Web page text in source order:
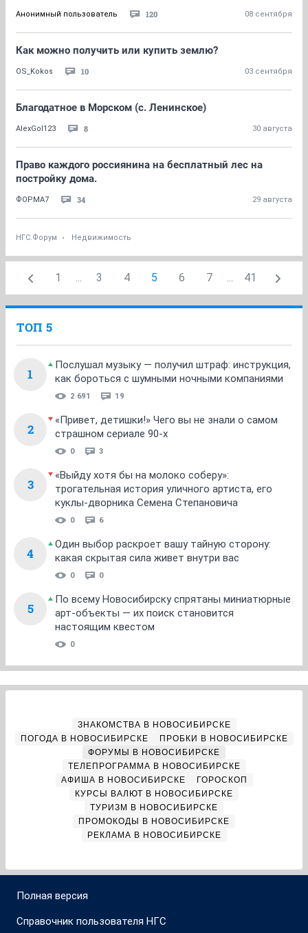
Анонимный пользователь 120 08 сентября
Как можно получить или купить землю?
OS_Kokos 10 03 сентября
Благодатное в Морском (с. Ленинское)
AlexGol123 8 30 августа
Право каждого россиянина на бесплатный лес на
постройку дома.
ФОРМА7 34 29 августа
НГС.Форум Недвижимость
1 ... 3 4 5 6 7 ... 41
ТОП 5
1
Послушал музыку — получил штраф: инструкция,
как бороться с шумными ночными компаниями
2 691 19
2
«Привет, детишки!» Чего вы не знали о самом
страшном сериале 90-х
0 3
3
«Выйду хотя бы на молоко соберу»:
трогательная история уличного артиста, его
куклы-дворника Семена Степановича
0 6
4
Один выбор раскроет вашу тайную сторону:
какая скрытая сила живет внутри вас
0 0
5
По всему Новосибирску спрятаны миниатюрные
арт-объекты — их поиск становится
настоящим квестом
0
ЗНАКОМСТВА В НОВОСИБИРСКЕ
ПОГОДА В НОВОСИБИРСКЕ
ПРОБКИ В НОВОСИБИРСКЕ
ФОРУМЫ В НОВОСИБИРСКЕ
ТЕЛЕПРОГРАММА В НОВОСИБИРСКЕ
АФИША В НОВОСИБИРСКЕ
ГОРОСКОП
КУРСЫ ВАЛЮТ В НОВОСИБИРСКЕ
ТУРИЗМ В НОВОСИБИРСКЕ
ПРОМОКОДЫ В НОВОСИБИРСКЕ
РЕКЛАМА В НОВОСИБИРСКЕ
Полная версия
Справочник пользователя НГС